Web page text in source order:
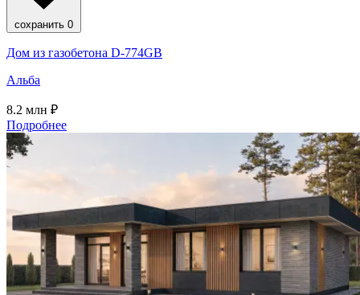
сохранить 0
Дом из газобетона D-774GB
Альба
8.2 млн ₽
Подробнее